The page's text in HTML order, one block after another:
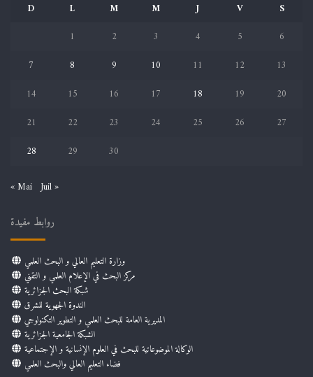
D
L M M J V
S
1
2 3 4 5
6
7
8 9 10 11 12
13
14
15 16 17 18 19
20
21
22 23 24 25 26
27
28
29 30
« Mai Juil »
روابط مفيدة
وزارة التعليم العالي و البحث العلمي
مركز البحث في الإعلام العلمي و التقني
شبكة البحث الجزائرية
الندوة الجهوية للشرق
المديرية العامة للبحث العلمي و التطوير التكنولوجي
الشبكة الجامعية الجزائرية
الوكالة الموضوعاتية للبحث في العلوم الإنسانية و الإجتماعية
فضاء التعليم العالي والبحث العلمي